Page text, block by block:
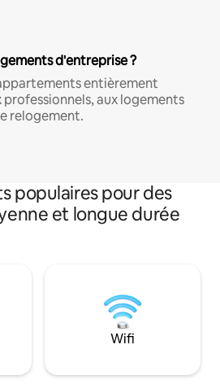
d'entreprise ?
entièrement
professionnels, aux logements
relogement.
populaires pour des
et longue durée
Wifi